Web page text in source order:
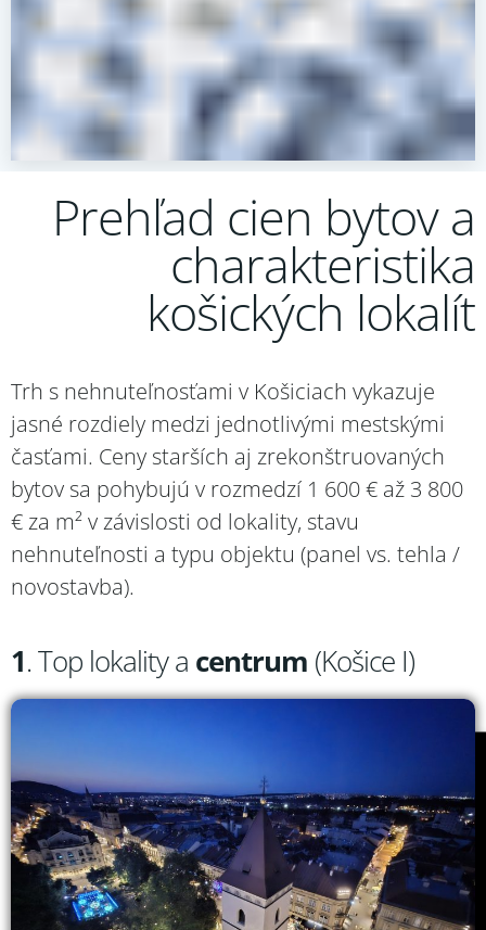
Prehľad cien bytov a
charakteristika
košických lokalít
Trh s nehnuteľnosťami v Košiciach vykazuje
jasné rozdiely medzi jednotlivými mestskými
časťami. Ceny starších aj zrekonštruovaných
bytov sa pohybujú v rozmedzí 1 600 € až 3 800
€ za m² v závislosti od lokality, stavu
nehnuteľnosti a typu objektu (panel vs. tehla /
novostavba).
1. Top lokality a centrum (Košice I)